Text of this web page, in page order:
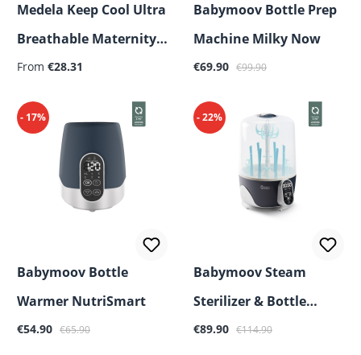
Medela Keep Cool Ultra
Breathable Maternity
and Nursing Bra
Regular price:
From €28.31
Babymoov Bottle Prep
Machine Milky Now
Sale price:
€69.90 Regular price:
€99.90
- 17%
Babymoov Bottle
Warmer NutriSmart
Sale price:
€54.90 Regular price:
€65.90
- 22%
Babymoov Steam
Sterilizer & Bottle
Dryer Turbo Pure
Sale price:
€89.90 Regular price:
€114.90